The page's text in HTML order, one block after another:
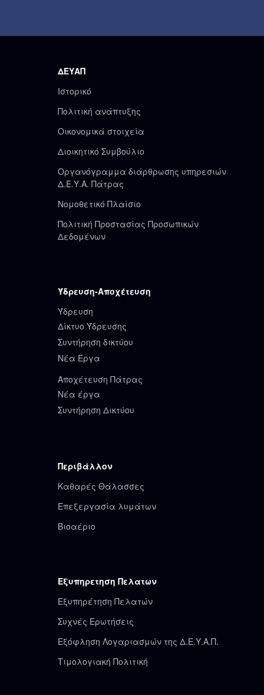
ΔΕΥΑΠ
Ιστορικό
Πολιτική ανάπτυξης
Οικονομικά στοιχεία
Διοικητικό Συμβούλιο
Οργανόγραμμα διάρθρωσης υπηρεσιών
Δ.Ε.Υ.Α. Πάτρας
Νομοθετικό Πλαίσιο
Πολιτική Προστασίας Προσωπικών
Δεδομένων
Ύδρευση-Αποχέτευση
Ύδρευση
Δίκτυο Ύδρευσης
Συντήρηση δικτύου
Νέα Έργα
Αποχέτευση Πάτρας
Νέα έργα
Συντήρηση Δικτύου
Περιβάλλον
Καθαρές Θάλασσες
Επεξεργασία λυμάτων
Βιοαέριο
Εξυπηρετηση Πελατων
Εξυπηρέτηση Πελατών
Συχνές Ερωτήσεις
Εξόφληση Λογαριασμών της Δ.Ε.Υ.Α.Π.
Τιμολογιακή Πολιτική